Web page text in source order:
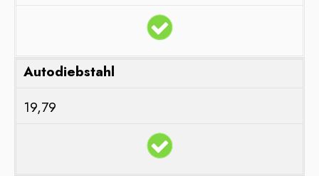
Autodiebstahl
19,79